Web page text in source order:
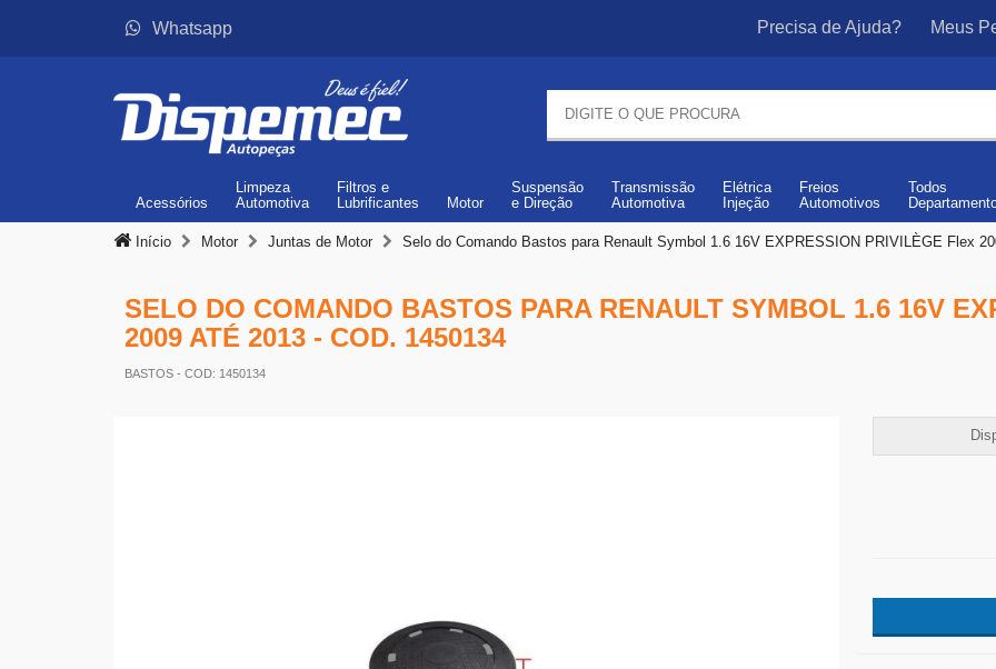
Whatsapp Precisa de Ajuda? Meus
Acessórios
Limpeza
Automotiva
Filtros e
Lubrificantes
Motor
Suspensão
e Direção
Transmissão
Automotiva
Elétrica
Injeção
Freios
Automotivos
Todos
Início Motor Juntas de Motor Selo do Comando Bastos para Renault Symbol 1.6 16V EXPRESSION PRIVILÈGE Flex
SELO DO COMANDO BASTOS PARA RENAULT SYMBOL 1.6 16V
2009 ATÉ 2013 - COD. 1450134
BASTOS - COD: 1450134